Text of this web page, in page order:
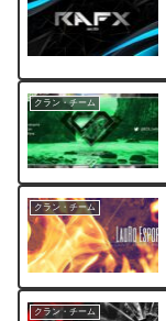
クラン・チーム
クラン・チーム
クラン・チーム